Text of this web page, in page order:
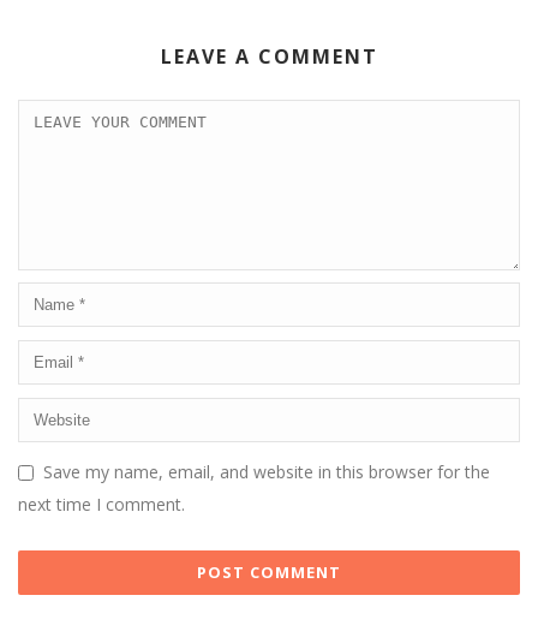
LEAVE A COMMENT
Save my name, email, and website in this browser for the
next time I comment.